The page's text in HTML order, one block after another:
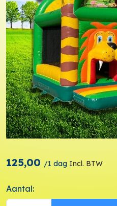
125,00 /1 dag Incl. BTW
Aantal: